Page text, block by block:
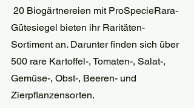
Gütesiegel bieten ihr Raritäten-
Sortiment an. Darunter finden sich über
500 rare Kartoffel-, Tomaten-, Salat-,
Gemüse-, Obst-, Beeren- und
Zierpflanzensorten.